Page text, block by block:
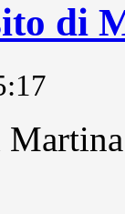
di